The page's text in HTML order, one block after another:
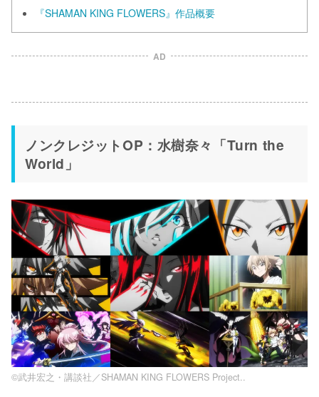
『SHAMAN KING FLOWERS』作品概要
AD
ノンクレジットOP：水樹奈々「Turn the
World」
©武井宏之・講談社／SHAMAN KING FLOWERS Project..